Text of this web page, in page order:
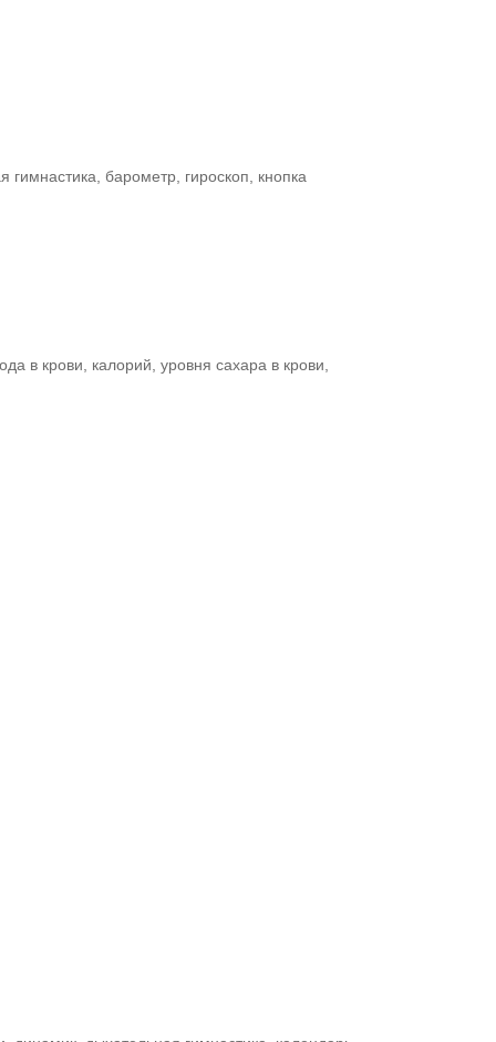
барометр, гироскоп, кнопка
в крови, калорий, уровня сахара в крови,